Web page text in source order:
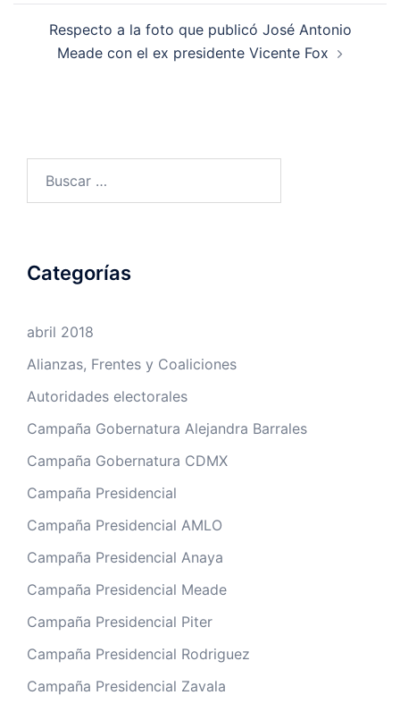
Respecto a la foto que publicó José Antonio
Meade con el ex presidente Vicente Fox
Categorías
abril 2018
Alianzas, Frentes y Coaliciones
Autoridades electorales
Campaña Gobernatura Alejandra Barrales
Campaña Gobernatura CDMX
Campaña Presidencial
Campaña Presidencial AMLO
Campaña Presidencial Anaya
Campaña Presidencial Meade
Campaña Presidencial Piter
Campaña Presidencial Rodriguez
Campaña Presidencial Zavala